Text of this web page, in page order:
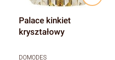
Palace kinkiet
kryształowy
DOMODES